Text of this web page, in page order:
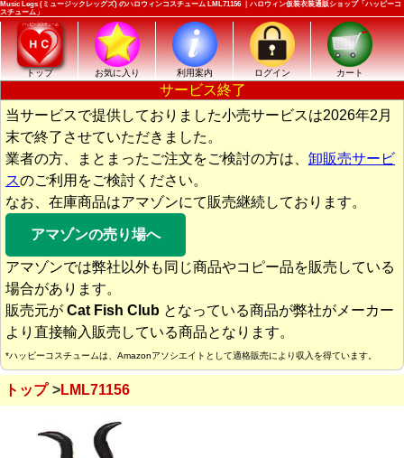
Music Legs (ミュージックレッグズ) のハロウィンコスチューム LML71156 ｜ハロウィン仮装衣装通販ショップ「ハッピーコ
スチューム」
トップ お気に入り 利用案内 ログイン カート
サービス終了
当サービスで提供しておりました小売サービスは2026年2月
末で終了させていただきました。
業者の方、まとまったご注文をご検討の方は、 卸販売サービ
スのご利用をご検討ください。
なお、在庫商品はアマゾンにて販売継続しております。
アマゾンの売り場へ
アマゾンでは弊社以外も同じ商品やコピー品を販売している
場合があります。
販売元が Cat Fish Club となっている商品が弊社がメーカー
より直接輸入販売している商品となります。
*ハッピーコスチュームは、Amazonアソシエイトとして適格販売により収入を得ています。
トップ LML71156